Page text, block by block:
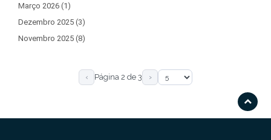
Março 2026 (1)
Dezembro 2025 (3)
Novembro 2025 (8)
‹ Página 2 de 3 ›